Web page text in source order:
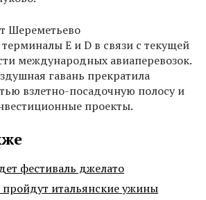
Шереметьево
E и D в связи с текущей
международных авиаперевозок.
гавань прекратила
взлетно-посадочную полосу и
проекты.
фестиваль джелато
итальянские ужины